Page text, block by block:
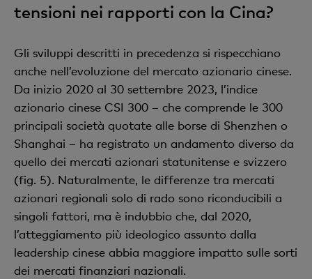
tensioni nei rapporti con la Cina?
Gli sviluppi descritti in precedenza si rispecchiano
anche nell’evoluzione del mercato azionario cinese.
Da inizio 2020 al 30 settembre 2023, l’indice
azionario cinese CSI 300 – che comprende le 300
principali società quotate alle borse di Shenzhen o
Shanghai – ha registrato un andamento diverso da
quello dei mercati azionari statunitense e svizzero
(fig. 5). Naturalmente, le differenze tra mercati
azionari regionali solo di rado sono riconducibili a
singoli fattori, ma è indubbio che, dal 2020,
l’atteggiamento più ideologico assunto dalla
leadership cinese abbia maggiore impatto sulle sorti
dei mercati finanziari nazionali.